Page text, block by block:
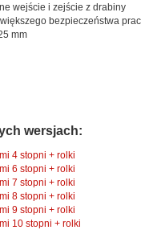
wejście i zejście z drabiny
bezpieczeństwa
mm
wersjach:
4 stopni + rolki
6 stopni + rolki
7 stopni + rolki
8 stopni + rolki
9 stopni + rolki
10 stopni + rolki